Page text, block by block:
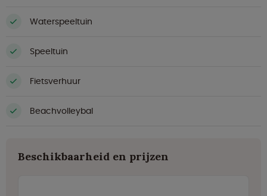
Waterspeeltuin
Speeltuin
Fietsverhuur
Beachvolleybal
Beschikbaarheid en prijzen